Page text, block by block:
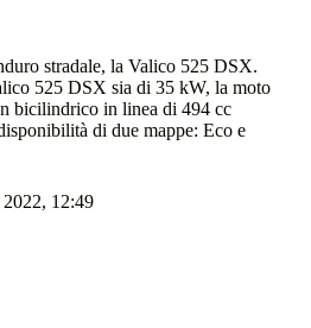
stradale, la Valico 525 DSX.
525 DSX sia di 35 kW, la moto
bicilindrico in linea di 494 cc
di due mappe: Eco e
12:49